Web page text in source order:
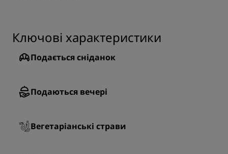
Ключові характеристики
Подається сніданок
Подаються вечері
Вегетаріанські страви